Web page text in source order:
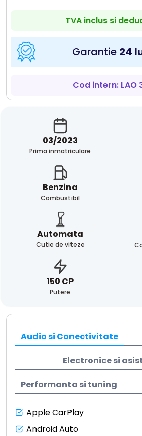
TVA inclus si
Garantie 24
Cod intern: LAO
03/2023
Prima inmatriculare
Benzina
Combustibil
Automata
Cutie de viteze
150 CP
Putere
Audio si Conectivitate
Electronice si
Performanta si tuning
Apple CarPlay
Android Auto